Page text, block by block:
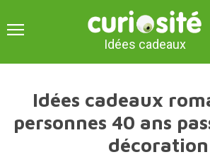
Idées cadeaux
Idées cadeaux
personnes 40 ans
décoration